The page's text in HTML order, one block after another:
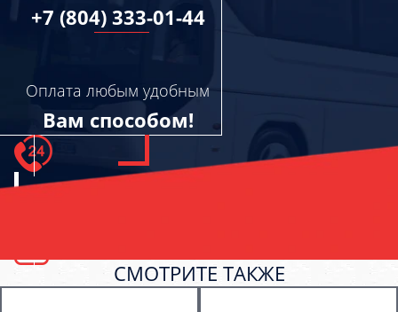
+7 (804) 333-01-44
Оплата любым удобным
Вам способом!
СМОТРИТЕ ТАКЖЕ